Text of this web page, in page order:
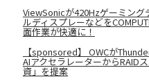
ViewSonicが420Hzゲーミン
ルディスプレーなどを
面作業が快適に！
【sponsored】 OWCが
AIアクセラレーターからRAID
資」を提案